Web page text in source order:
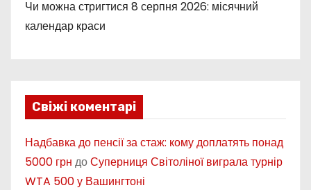
Чи можна стригтися 8 серпня 2026: місячний
календар краси
Свіжі коментарі
Надбавка до пенсії за стаж: кому доплатять понад
5000 грн доСуперниця Світоліної виграла турнір
WTA 500 у Вашингтоні